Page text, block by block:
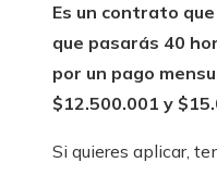
Es un contrato
que pasarás 40
por un pago
$12.500.001 y
Si quieres aplicar,